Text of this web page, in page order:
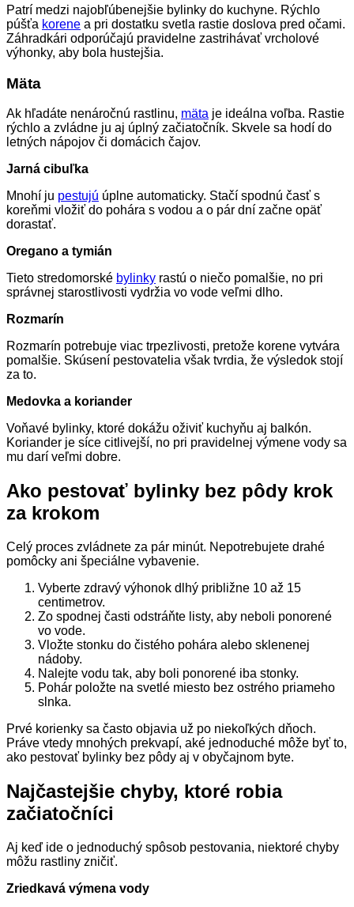
Patrí medzi najobľúbenejšie bylinky do kuchyne. Rýchlo
púšťa korene a pri dostatku svetla rastie doslova pred očami.
Záhradkári odporúčajú pravidelne zastrihávať vrcholové
výhonky, aby bola hustejšia.
Mäta
Ak hľadáte nenáročnú rastlinu, mäta je ideálna voľba. Rastie
rýchlo a zvládne ju aj úplný začiatočník. Skvele sa hodí do
letných nápojov či domácich čajov.
Jarná cibuľka
Mnohí ju pestujú úplne automaticky. Stačí spodnú časť s
koreňmi vložiť do pohára s vodou a o pár dní začne opäť
dorastať.
Oregano a tymián
Tieto stredomorské bylinky rastú o niečo pomalšie, no pri
správnej starostlivosti vydržia vo vode veľmi dlho.
Rozmarín
Rozmarín potrebuje viac trpezlivosti, pretože korene vytvára
pomalšie. Skúsení pestovatelia však tvrdia, že výsledok stojí
za to.
Medovka a koriander
Voňavé bylinky, ktoré dokážu oživiť kuchyňu aj balkón.
Koriander je síce citlivejší, no pri pravidelnej výmene vody sa
mu darí veľmi dobre.
Ako pestovať bylinky bez pôdy krok
za krokom
Celý proces zvládnete za pár minút. Nepotrebujete drahé
pomôcky ani špeciálne vybavenie.
Vyberte zdravý výhonok dlhý približne 10 až 15
centimetrov.
Zo spodnej časti odstráňte listy, aby neboli ponorené
vo vode.
Vložte stonku do čistého pohára alebo sklenenej
nádoby.
Nalejte vodu tak, aby boli ponorené iba stonky.
Pohár položte na svetlé miesto bez ostrého priameho
slnka.
Prvé korienky sa často objavia už po niekoľkých dňoch.
Práve vtedy mnohých prekvapí, aké jednoduché môže byť to,
ako pestovať bylinky bez pôdy aj v obyčajnom byte.
Najčastejšie chyby, ktoré robia
začiatočníci
Aj keď ide o jednoduchý spôsob pestovania, niektoré chyby
môžu rastliny zničiť.
Zriedkavá výmena vody